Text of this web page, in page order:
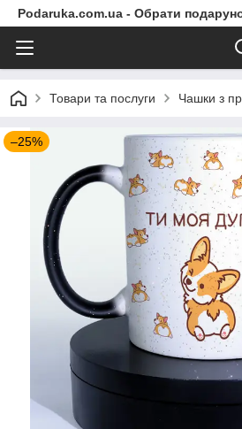
Podaruka.com.ua - Обрати
Товари та послуги Чашки з
–25%